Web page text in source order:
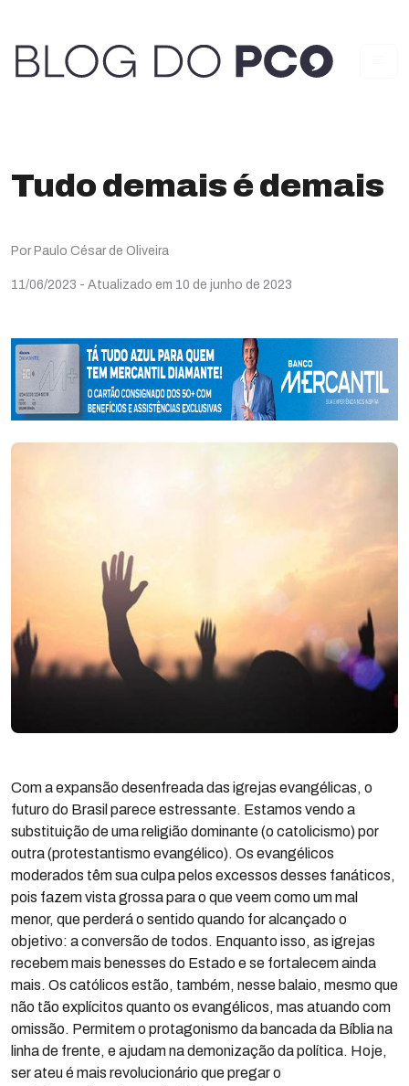
Tudo demais é demais
Por Paulo César de Oliveira
11/06/2023 - Atualizado em 10 de junho de 2023
Com a expansão desenfreada das igrejas evangélicas, o
futuro do Brasil parece estressante. Estamos vendo a
substituição de uma religião dominante (o catolicismo) por
outra (protestantismo evangélico). Os evangélicos
moderados têm sua culpa pelos excessos desses fanáticos,
pois fazem vista grossa para o que veem como um mal
menor, que perderá o sentido quando for alcançado o
objetivo: a conversão de todos. Enquanto isso, as igrejas
recebem mais benesses do Estado e se fortalecem ainda
mais. Os católicos estão, também, nesse balaio, mesmo que
não tão explícitos quanto os evangélicos, mas atuando com
omissão. Permitem o protagonismo da bancada da Bíblia na
linha de frente, e ajudam na demonização da política. Hoje,
ser ateu é mais revolucionário que pregar o